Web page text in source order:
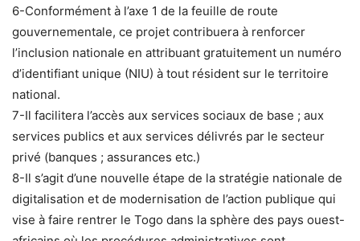
6-Conformément à l’axe 1 de la feuille de route
gouvernementale, ce projet contribuera à renforcer
l’inclusion nationale en attribuant gratuitement un numéro
d’identifiant unique (NIU) à tout résident sur le territoire
national.
7-Il facilitera l’accès aux services sociaux de base ; aux
services publics et aux services délivrés par le secteur
privé (banques ; assurances etc.)
8-Il s’agit d’une nouvelle étape de la stratégie nationale de
digitalisation et de modernisation de l’action publique qui
vise à faire rentrer le Togo dans la sphère des pays ouest-